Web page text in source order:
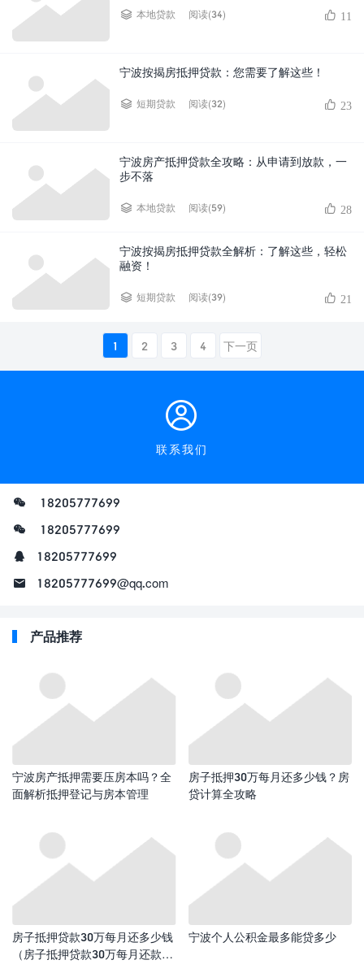
本地贷款 阅读(34) 11
宁波按揭房抵押贷款：您需要了解这些！
短期贷款 阅读(32) 23
宁波房产抵押贷款全攻略：从申请到放款，一
步不落
本地贷款 阅读(59) 28
宁波按揭房抵押贷款全解析：了解这些，轻松
融资！
短期贷款 阅读(39) 21
1 2 3 4 下一页
联系我们
18205777699
18205777699
18205777699
18205777699@qq.com
产品推荐
宁波房产抵押需要压房本吗？全
面解析抵押登记与房本管理
房子抵押30万每月还多少钱？房
贷计算全攻略​
房子抵押贷款30万每月还多少钱
（房子抵押贷款30万每月还款额
宁波个人公积金最多能贷多少